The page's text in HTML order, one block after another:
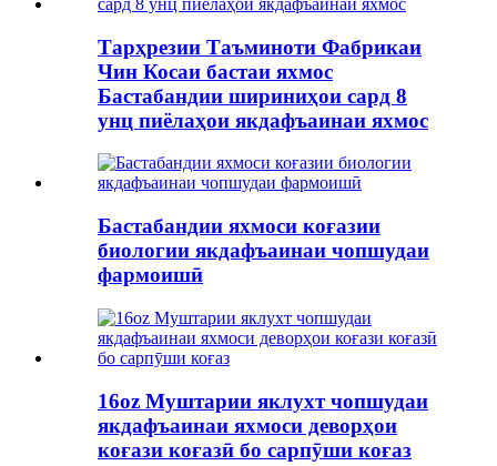
Тарҳрезии Таъминоти Фабрикаи
Чин Косаи бастаи яхмос
Бастабандии шириниҳои сард 8
унц пиёлаҳои якдафъаинаи яхмос
Бастабандии яхмоси коғазии
биологии якдафъаинаи чопшудаи
фармоишӣ
16oz Муштарии яклухт чопшудаи
якдафъаинаи яхмоси деворҳои
коғази коғазӣ бо сарпӯши коғаз